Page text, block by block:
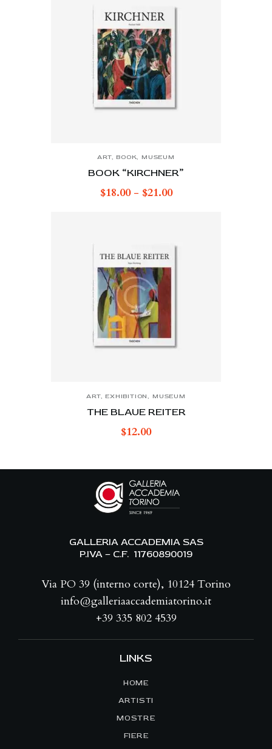
ART,BOOK, MUSEUM
BOOK “KIRCHNER”
$18.00 - $21.00
ART,EXHIBITION, MUSEUM
THE BLAUE REITER
$12.00
GALLERIA ACCADEMIA SAS
P.IVA – C.F. 11760890019
Via PO 39 (interno corte), 10124 Torino
info@galleriaaccademiatorino.it
+39 335 802 4539
LINKS
HOME
ARTISTI
MOSTRE
FIERE